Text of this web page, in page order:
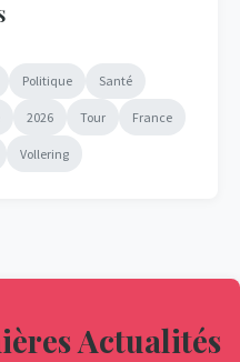
Politique Santé
2026 Tour France
Vollering
Actualités